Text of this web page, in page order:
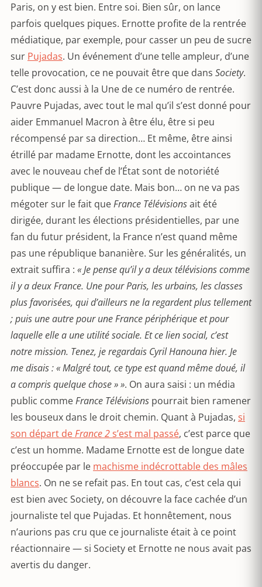
Paris, on y est bien. Entre soi. Bien sûr, on lance
parfois quelques piques. Ernotte profite de la rentrée
médiatique, par exemple, pour casser un peu de sucre
sur Pujadas. Un événement d’une telle ampleur, d’une
telle provocation, ce ne pouvait être que dans Society.
C’est donc aussi à la Une de ce numéro de rentrée.
Pauvre Pujadas, avec tout le mal qu’il s’est donné pour
aider Emmanuel Macron à être élu, être si peu
récompensé par sa direction… Et même, être ainsi
étrillé par madame Ernotte, dont les accointances
avec le nouveau chef de l’État sont de notoriété
publique — de longue date. Mais bon… on ne va pas
mégoter sur le fait queFrance Télévisionsait été
dirigée, durant les élections présidentielles, par une
fan du futur président, la France n’est quand même
pas une république bananière. Sur les généralités, un
extrait suffira : « Je pense qu’il y a deux télévisions comme
il y a deux France. Une pour Paris, les urbains, les classes
plus favorisées, qui d’ailleurs ne la regardent plus tellement
; puis une autre pour une France périphérique et pour
laquelle elle a une utilité sociale. Et ce lien social, c’est
notre mission. Tenez, je regardais Cyril Hanouna hier. Je
me disais : « Malgré tout, ce type est quand même doué, il
a compris quelque chose » ». On aura saisi : un média
public commeFrance Télévisions pourrait bien ramener
les bouseux dans le droit chemin. Quant à Pujadas, si
son départ deFrance 2s’est mal passé, c’est parce que
c’est un homme. Madame Ernotte est de longue date
préoccupée par le machisme indécrottable des mâles
blancs. On ne se refait pas. En tout cas, c’est cela qui
est bien avec Society, on découvre la face cachée d’un
journaliste tel que Pujadas. Et honnêtement, nous
n’aurions pas cru que ce journaliste était à ce point
réactionnaire — si Society et Ernotte ne nous avait pas
avertis du danger.